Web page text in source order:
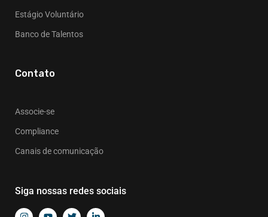
Estágio Voluntário
Banco de Talentos
Contato
Associe-se
Compliance
Canais de comunicação
Siga nossas redes sociais